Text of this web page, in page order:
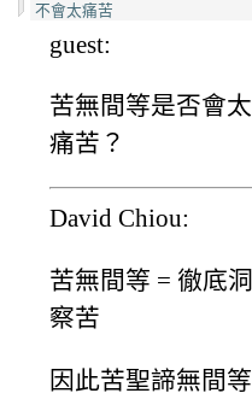
不會太痛苦
guest:
苦無間等是否會太
痛苦？
David Chiou:
苦無間等 = 徹底洞
察苦
因此苦聖諦無間等